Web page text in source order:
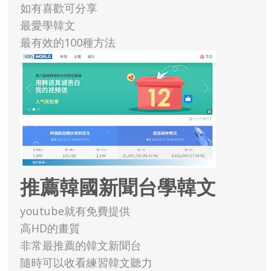
如有喜歡可分享
最愛學韓文
最有效的100種方法
推薦韓國新聞台學韓文
youtube就有免費提供
高HD的畫質
非常最推薦的韓文新聞台
隨時可以收看練習韓文聽力